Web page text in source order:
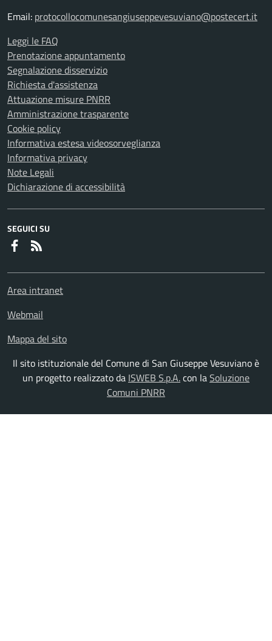
Email: protocollocomunesangiuseppevesuviano@postecert.it
Leggi le FAQ
Prenotazione appuntamento
Segnalazione disservizio
Richiesta d'assistenza
Attuazione misure PNRR
Amministrazione trasparente
Cookie policy
Informativa estesa videosorveglianza
Informativa privacy
Note Legali
Dichiarazione di accessibilità
SEGUICI SU
Faceboook
Area intranet
Webmail
Mappa del sito
Il sito istituzionale del Comune di San Giuseppe Vesuviano è
un progetto realizzato da ISWEB S.p.A.con laSoluzione
Comuni PNRR